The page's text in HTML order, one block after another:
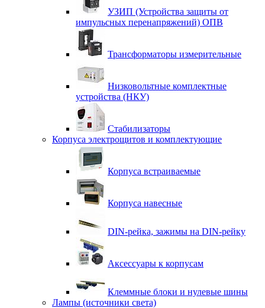
УЗИП (Устройства защиты от
импульсных перенапряжений) ОПВ
Трансформаторы измерительные
Низковольтные комплектные
устройства (НКУ)
Стабилизаторы
Корпуса электрощитов и комплектующие
Корпуса встраиваемые
Корпуса навесные
DIN-рейка, зажимы на DIN-рейку
Аксессуары к корпусам
Клеммные блоки и нулевые шины
Лампы (источники света)